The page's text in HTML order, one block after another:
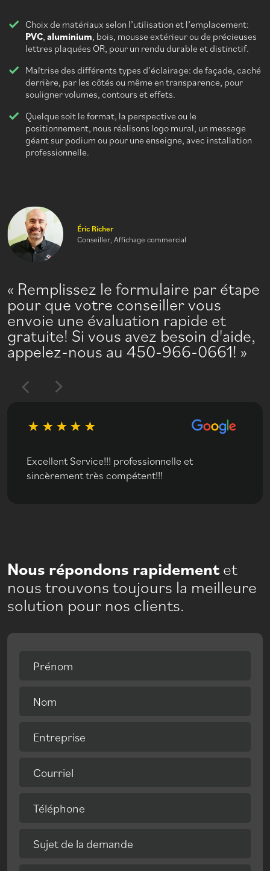
Choix de matériaux selon l’utilisation et l’emplacement:
PVC, aluminium, bois, mousse extérieur ou de précieuses
lettres plaquées OR, pour un rendu durable et distinctif.
Maîtrise des différents types d’éclairage: de façade, caché
derrière, par les côtés ou même en transparence, pour
souligner volumes, contours et effets.
Quelque soit le format, la perspective ou le
positionnement, nous réalisons logo mural, un message
géant sur podium ou pour une enseigne, avec installation
professionnelle.
Remplissez le formulaire par étape
pour que votre conseiller vous
envoie une évaluation rapide et
gratuite! Si vous avez besoin d'aide,
appelez-nous au 450-966-0661!
Éric Richer
Conseiller, Affichage commercial
Excellent Service!!! professionnelle et
sincèrement très compétent!!!
Nous répondons rapidementet
nous trouvons toujours la meilleure
solution pour nos clients.
Prénom
Nom
Entreprise
Courriel
Téléphone
Sujet de la demande